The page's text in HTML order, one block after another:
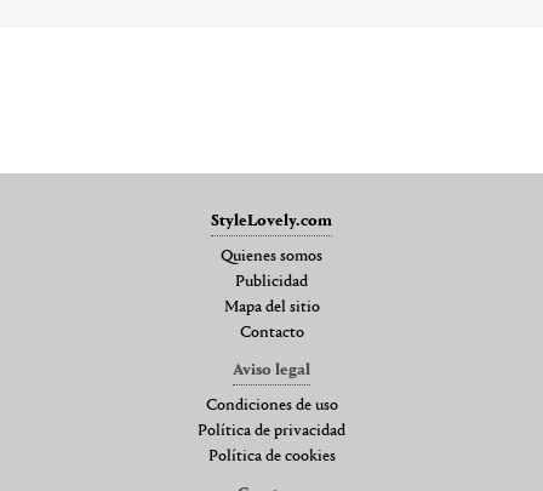
StyleLovely.com
Quienes somos
Publicidad
Mapa del sitio
Contacto
Aviso legal
Condiciones de uso
Política de privacidad
Política de cookies